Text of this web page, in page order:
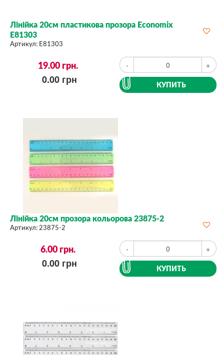
Лінійка 20см пластикова прозора Economix
E81303
Артикул: E81303
19.00грн.
0.00грн
- +
КУПИТЬ
Лінійка 20см прозора кольорова 23875-2
Артикул: 23875-2
6.00грн.
0.00грн
- +
КУПИТЬ